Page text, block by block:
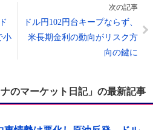
小
次の記事
ドル円102円台キープならず、
米長期金利の動向がリスク方
向の鍵に
のマーケット日記」の最新記事